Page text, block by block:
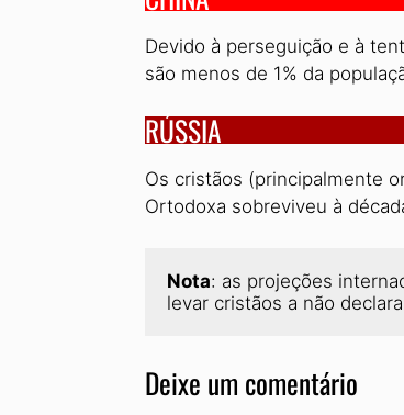
Devido à perseguição e à
são menos de 1% da
RÚSSIA
Os cristãos (principalmente
Ortodoxa sobreviveu à
Nota: as projeções
levar cristãos a não
Deixe um comentário